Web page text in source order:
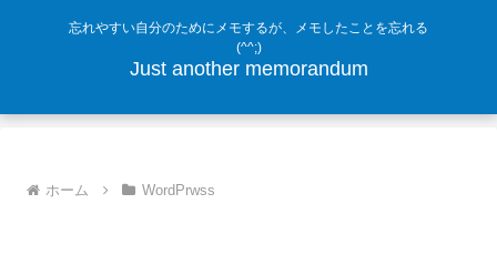
忘れやすい自分のためにメモするが、メモしたことを忘れる
(^^;)
Just another memorandum
ホーム WordPrwss